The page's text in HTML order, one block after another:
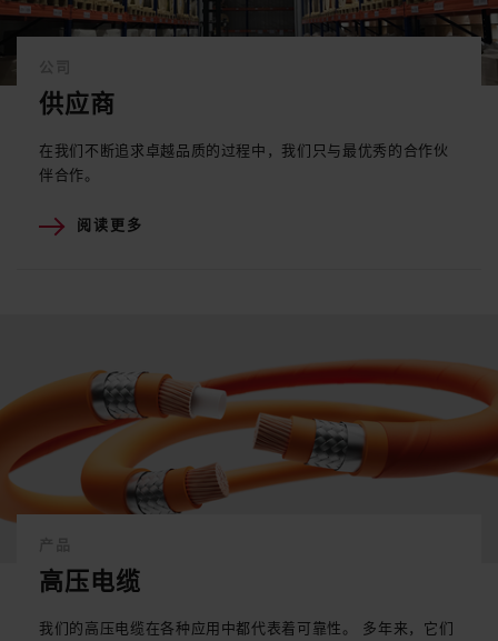
供应商
在我们不断追求卓越品质的过程中，我们只与最优秀的合作伙
伴合作。
阅读更多
高压电缆
我们的高压电缆在各种应用中都代表着可靠性。 多年来，它们